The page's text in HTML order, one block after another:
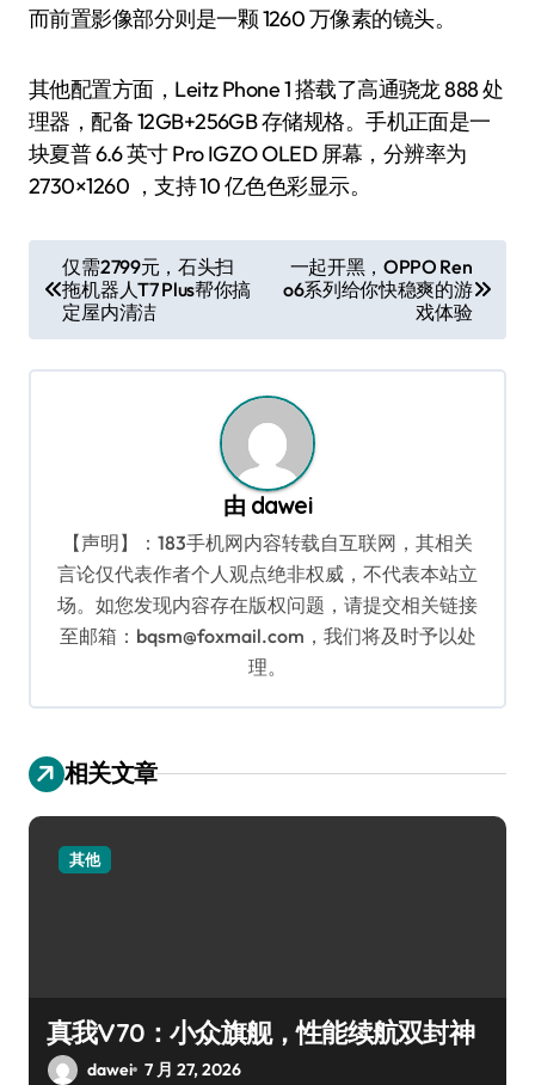
而前置影像部分则是一颗 1260 万像素的镜头。
其他配置方面，Leitz Phone 1 搭载了高通骁龙 888 处
理器，配备 12GB+256GB 存储规格。手机正面是一
块夏普 6.6 英寸 Pro IGZO OLED 屏幕，分辨率为
2730×1260 ，支持 10 亿色色彩显示。
章
导
航
仅需2799元，石头扫
拖机器人T7 Plus帮你搞
定屋内清洁
一起开黑，OPPO Ren
o6系列给你快稳爽的游
戏体验
由 dawei
【声明】：183手机网内容转载自互联网，其相关
言论仅代表作者个人观点绝非权威，不代表本站立
场。如您发现内容存在版权问题，请提交相关链接
至邮箱：bqsm@foxmail.com，我们将及时予以处
理。
相关文章
其他
真我V70：小众旗舰，性能续航双封神
dawei 7 月 27, 2026